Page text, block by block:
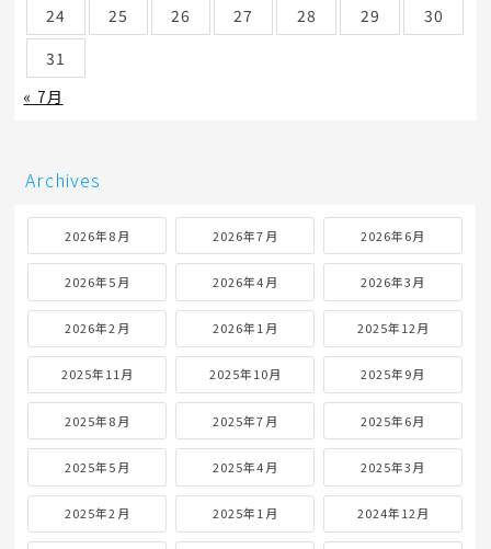
24 25 26 27 28 29
30
31
« 7月
Archives
2026年8月 2026年7月 2026年6月
2026年5月 2026年4月 2026年3月
2026年2月 2026年1月 2025年12月
2025年11月 2025年10月 2025年9月
2025年8月 2025年7月 2025年6月
2025年5月 2025年4月 2025年3月
2025年2月 2025年1月 2024年12月